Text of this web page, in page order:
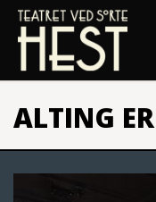
ALTING